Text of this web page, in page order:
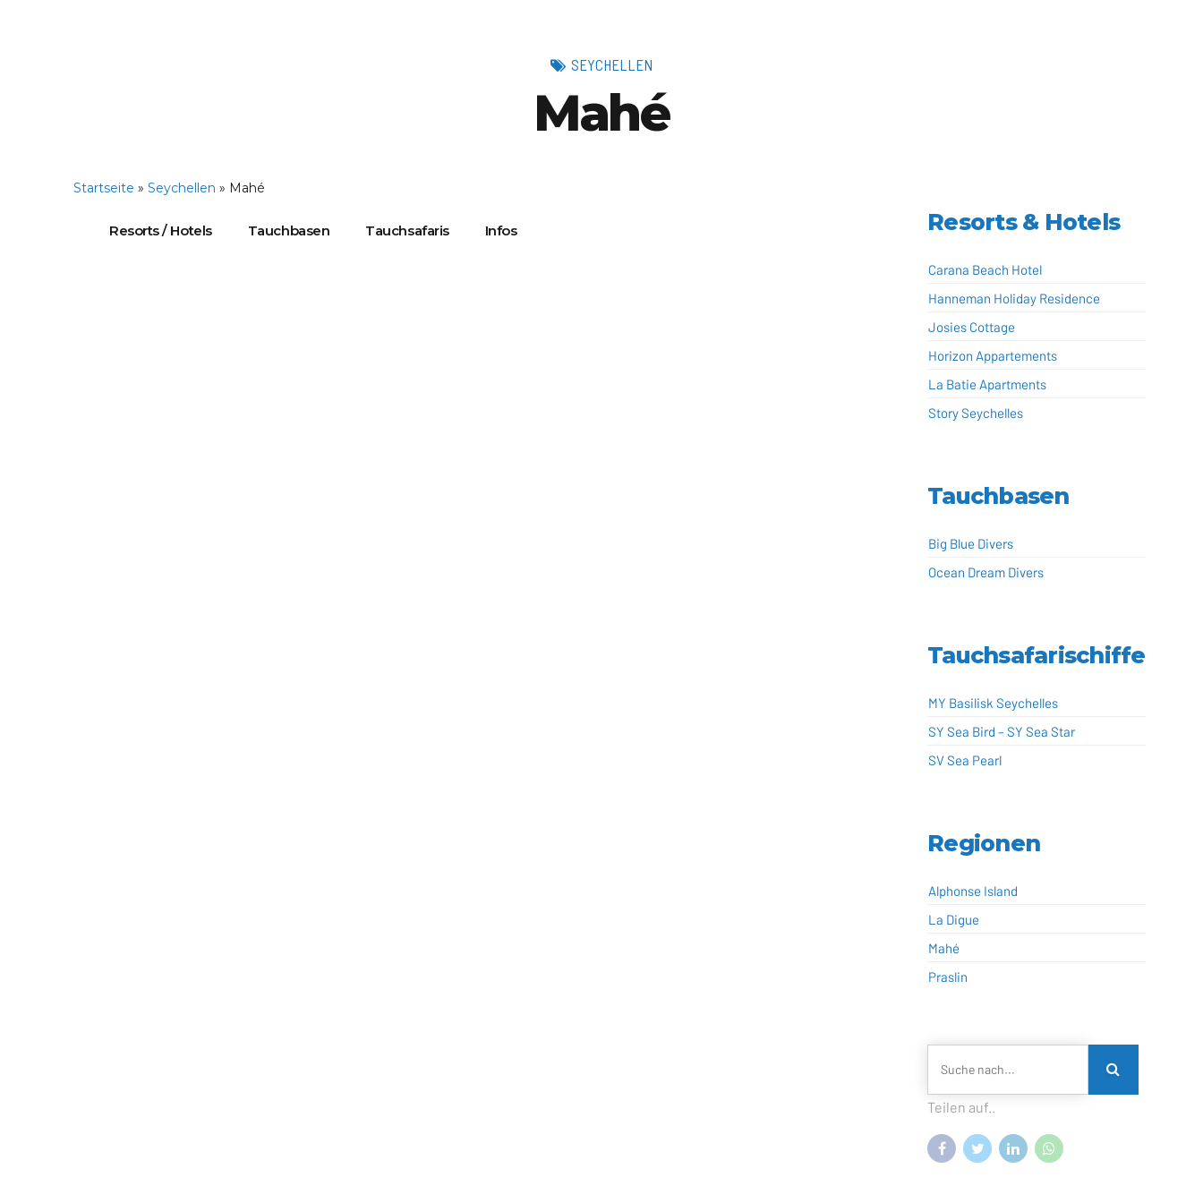
SEYCHELLEN
Mahé
Startseite » Seychellen » Mahé
Resorts / Hotels Tauchbasen Tauchsafaris Infos Resorts & Hotels
Carana Beach Hotel
Hanneman Holiday Residence
Josies Cottage
Horizon Appartements
La Batie Apartments
Story Seychelles
Tauchbasen
Big Blue Divers
Ocean Dream Divers
Tauchsafarischiffe
MY Basilisk Seychelles
SY Sea Bird – SY Sea Star
SV Sea Pearl
Regionen
Alphonse Island
La Digue
Mahé
Praslin
Teilen auf..